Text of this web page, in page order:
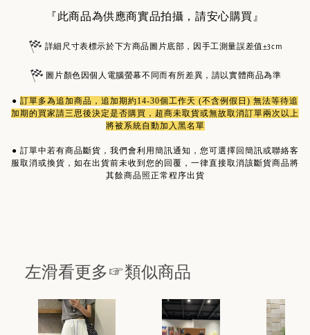
『此商品為供應商實品拍攝，請安心購買』
詳細尺寸表標示於下方商品圖片底部，因手工測量誤差值±3cm
圖片顏色因個人電腦螢幕不同而有所差異，請以實體商品為準
● 訂單多為追加商品 ，追加期約14-30個工作天 (不含例假日) 無法等待追
加期的買家請三思後決定是否購買，超商未取貨或無故取消訂單兩次以上
將被系統自動加入黑名單
● 訂單中若有商品斷貨，我們會利用簡訊通知，您可選擇回簡訊或聯絡客
服取消或換貨，如在出貨前未收到您的回覆，一律直接取消該斷貨商品將
其餘商品照正常程序出貨
左滑看更多☞類似商品